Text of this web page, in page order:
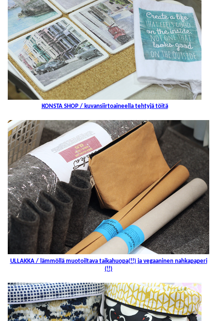
KONSTA SHOP / kuvansiirtoaineella tehtyjä töitä
ULLAKKA / lämmöllä muotoiltava taikahuopa(!!) ja vegaaninen nahkapaperi
(!!)